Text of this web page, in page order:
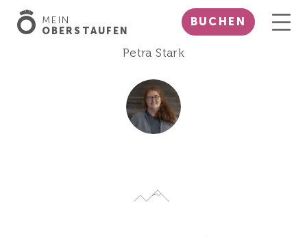
MEIN
OBERSTAUFEN
BUCHEN
Petra Stark